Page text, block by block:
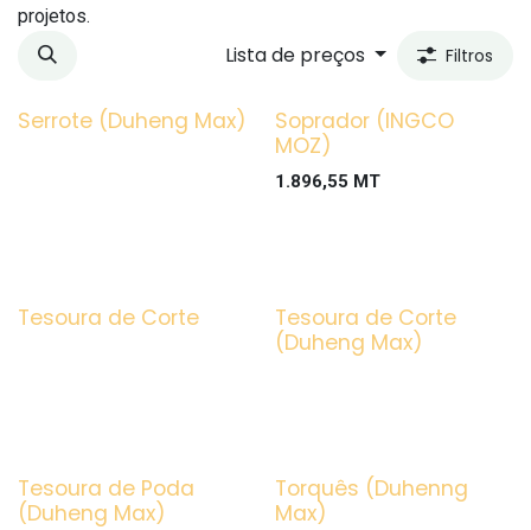
projetos.
Lista de preços Filtros
Serrote (Duheng Max)
Soprador (INGCO
MOZ)
1.896,55 MT
Tesoura de Corte
Tesoura de Corte
(Duheng Max)
Tesoura de Poda
(Duheng Max)
Torquês (Duhenng
Max)